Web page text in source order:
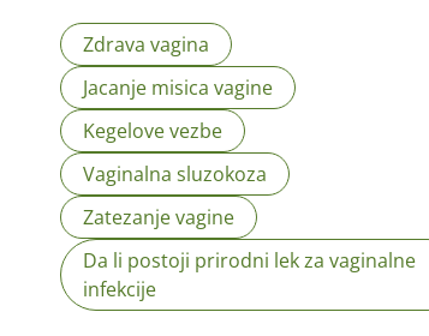
Zdrava vagina
Jacanje misica vagine
Kegelove vezbe
Vaginalna sluzokoza
Zatezanje vagine
Da li postoji prirodni lek za vaginalne
infekcije